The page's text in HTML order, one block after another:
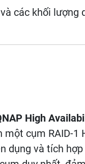
các khối lượng
High
cụm RAID-1
dụng và tích